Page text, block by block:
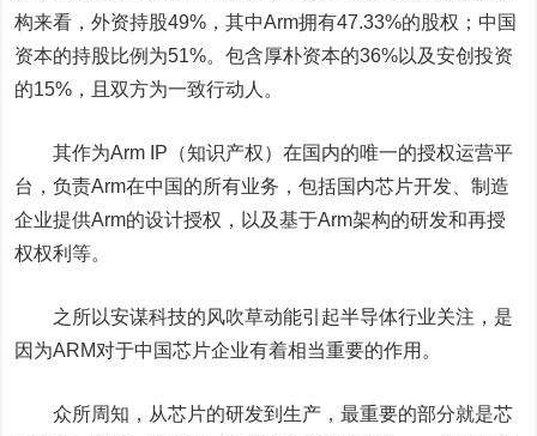
构来看，外资持股49%，其中Arm拥有47.33%的股权；中国
资本的持股比例为51%。包含厚朴资本的36%以及安创投资
的15%，且双方为一致行动人。
其作为Arm IP（知识产权）在国内的唯一的授权运营平
台，负责Arm在中国的所有业务，包括国内芯片开发、制造
企业提供Arm的设计授权，以及基于Arm架构的研发和再授
权权利等。
之所以安谋科技的风吹草动能引起半导体行业关注，是
因为ARM对于中国芯片企业有着相当重要的作用。
众所周知，从芯片的研发到生产，最重要的部分就是芯